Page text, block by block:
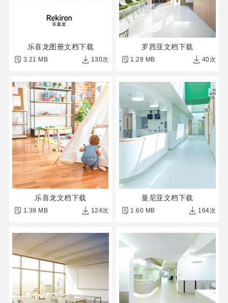
乐喜龙图册文档下载
3.21 MB 130次
罗西亚文档下载
1.28 MB 40次
乐喜龙文档下载
1.39 MB 124次
曼尼亚文档下载
1.60 MB 164次